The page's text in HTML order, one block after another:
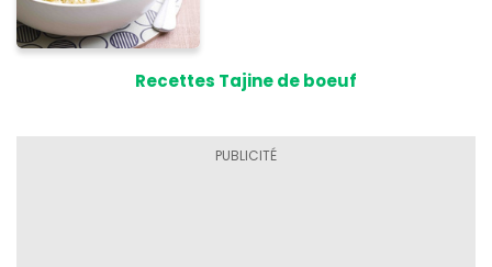
Recettes Tajine de boeuf